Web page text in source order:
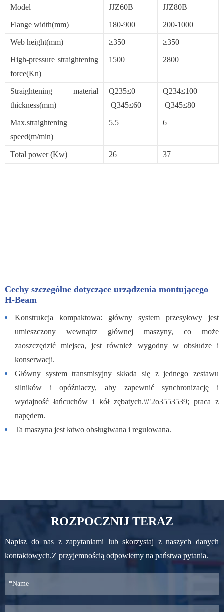
Model JJZ60B JJZ80B
Flange width(mm) 180-900 200-1000
Web height(mm) ≥350 ≥350
High-pressure straightening
force(Kn)
1500 2800
Straightening material
thickness(mm)
Q235≤0
Q345≤60
Q234≤100
Q345≤80
Max.straightening
speed(m/min)
5.5 6
Total power (Kw) 26 37
Cechy szczególne dotyczące urządzenia montującego
H-Beam
Konstrukcja kompaktowa: główny system przesyłowy jest
umieszczony wewnątrz głównej maszyny, co może
zaoszczędzić miejsca, jest również wygodny w obsłudze i
konserwacji.
Główny system transmisyjny składa się z jednego zestawu
silników i opóźniaczy, aby zapewnić synchronizację i
wydajność łańcuchów i kół zębatych.\\"2o3553539; praca z
napędem.
Ta maszyna jest łatwo obsługiwana i regulowana.
ROZPOCZNIJ TERAZ
Napisz do nas z zapytaniami lub skorzystaj z naszych danych
kontaktowych.Z przyjemnością odpowiemy na państwa pytania.